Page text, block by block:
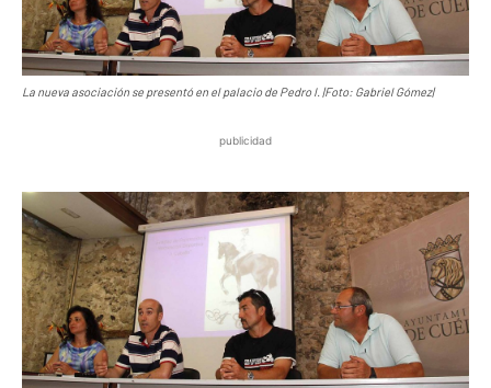
La nueva asociación se presentó en el palacio de Pedro I. |Foto: Gabriel Gómez|
publicidad